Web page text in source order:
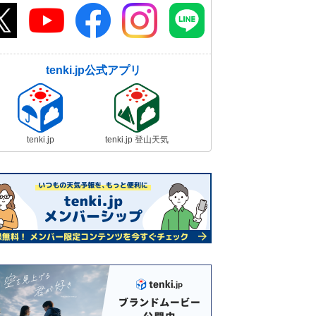
tenki.jp公式アプリ
tenki.jp tenki.jp 登山天気